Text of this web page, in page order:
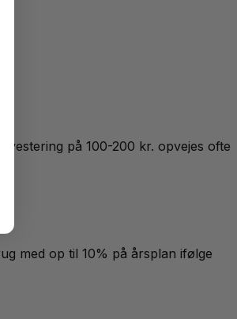
på 100-200 kr. opvejes ofte
med op til 10% på årsplan ifølge